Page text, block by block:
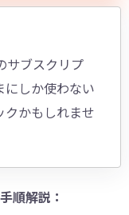
サブスクリプ
にしか使わない
クかもしれませ
順解説：